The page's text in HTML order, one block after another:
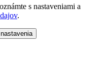
s nastaveniami a
.